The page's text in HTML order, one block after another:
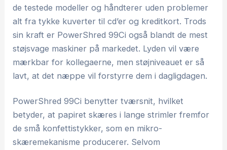
de testede modeller og håndterer uden problemer
alt fra tykke kuverter til cd’er og kreditkort. Trods
sin kraft er PowerShred 99Ci også blandt de mest
støjsvage maskiner på markedet. Lyden vil være
mærkbar for kollegaerne, men støjniveauet er så
lavt, at det næppe vil forstyrre dem i dagligdagen.
PowerShred 99Ci benytter tværsnit, hvilket
betyder, at papiret skæres i lange strimler fremfor
de små konfettistykker, som en mikro-
skæremekanisme producerer. Selvom